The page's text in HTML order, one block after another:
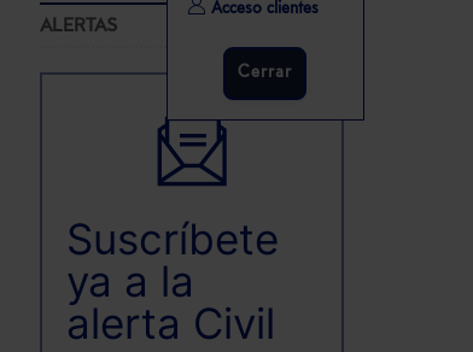
Acceso clientes
Cerrar
ALERTAS
Suscríbete
ya a la
alerta Civil